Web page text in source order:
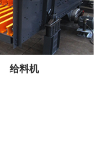
给料机